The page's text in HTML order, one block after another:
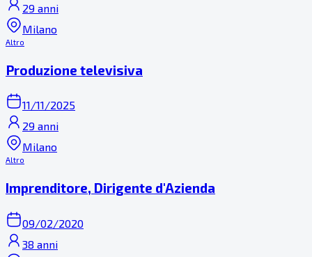
29 anni
Milano
Altro
Produzione televisiva
11/11/2025
29 anni
Milano
Altro
Imprenditore, Dirigente d'Azienda
09/02/2020
38 anni